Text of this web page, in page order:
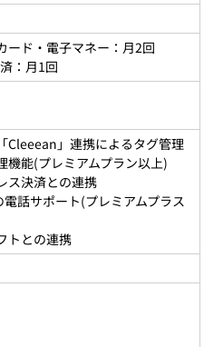
ード・電子マネー：月2回
：月1回
Cleeean」連携によるタグ管理
機能(プレミアムプラン以上)
ス決済との連携
電話サポート(プレミアムプラス
トとの連携